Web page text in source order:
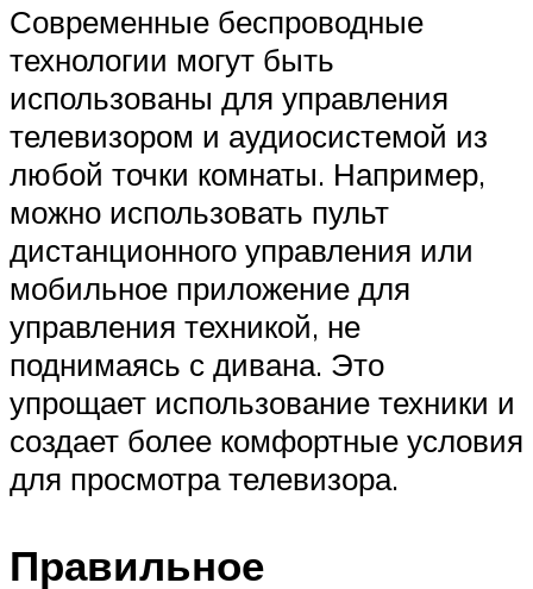
Современные беспроводные
технологии могут быть
использованы для управления
телевизором и аудиосистемой из
любой точки комнаты. Например,
можно использовать пульт
дистанционного управления или
мобильное приложение для
управления техникой, не
поднимаясь с дивана. Это
упрощает использование техники и
создает более комфортные условия
для просмотра телевизора.
Правильное